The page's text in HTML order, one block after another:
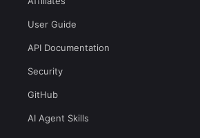
User Guide
API Documentation
Security
GitHub
AI Agent Skills